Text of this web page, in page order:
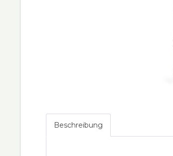
Beschreibung